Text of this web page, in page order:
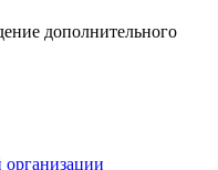
дополнительного
организации